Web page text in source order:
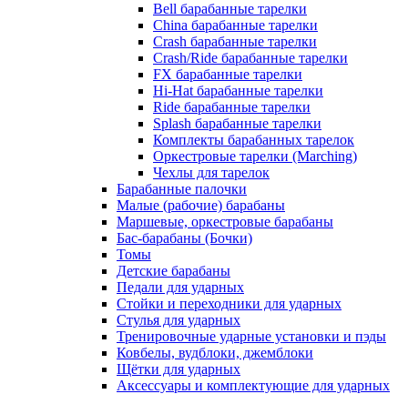
Bell барабанные тарелки
China барабанные тарелки
Crash барабанные тарелки
Crash/Ride барабанные тарелки
FX барабанные тарелки
Hi-Hat барабанные тарелки
Ride барабанные тарелки
Splash барабанные тарелки
Комплекты барабанных тарелок
Оркестровые тарелки (Marching)
Чехлы для тарелок
Барабанные палочки
Малые (рабочие) барабаны
Маршевые, оркестровые барабаны
Бас-барабаны (Бочки)
Томы
Детские барабаны
Педали для ударных
Стойки и переходники для ударных
Стулья для ударных
Тренировочные ударные установки и пэды
Ковбелы, вудблоки, джемблоки
Щётки для ударных
Аксесcуары и комплектующие для ударных